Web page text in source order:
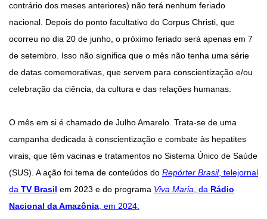
contrário dos meses anteriores) não terá nenhum feriado
nacional. Depois do ponto facultativo do Corpus Christi, que
ocorreu no dia 20 de junho, o próximo feriado será apenas em 7
de setembro. Isso não significa que o mês não tenha uma série
de datas comemorativas, que servem para conscientização e/ou
celebração da ciência, da cultura e das relações humanas.
O mês em si é chamado de Julho Amarelo. Trata-se de uma
campanha dedicada à conscientização e combate às hepatites
virais, que têm vacinas e tratamentos no Sistema Único de Saúde
(SUS). A ação foi tema de conteúdos do Repórter Brasil, telejornal
da TV Brasil em 2023 e do programa Viva Maria, da Rádio
Nacional da Amazônia, em 2024: